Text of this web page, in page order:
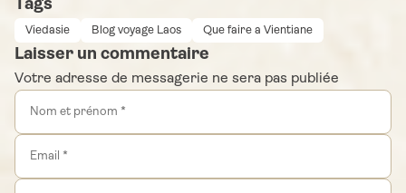
Tags
Viedasie Blog voyage Laos Que faire a Vientiane
Laisser un commentaire
Votre adresse de messagerie ne sera pas publiée